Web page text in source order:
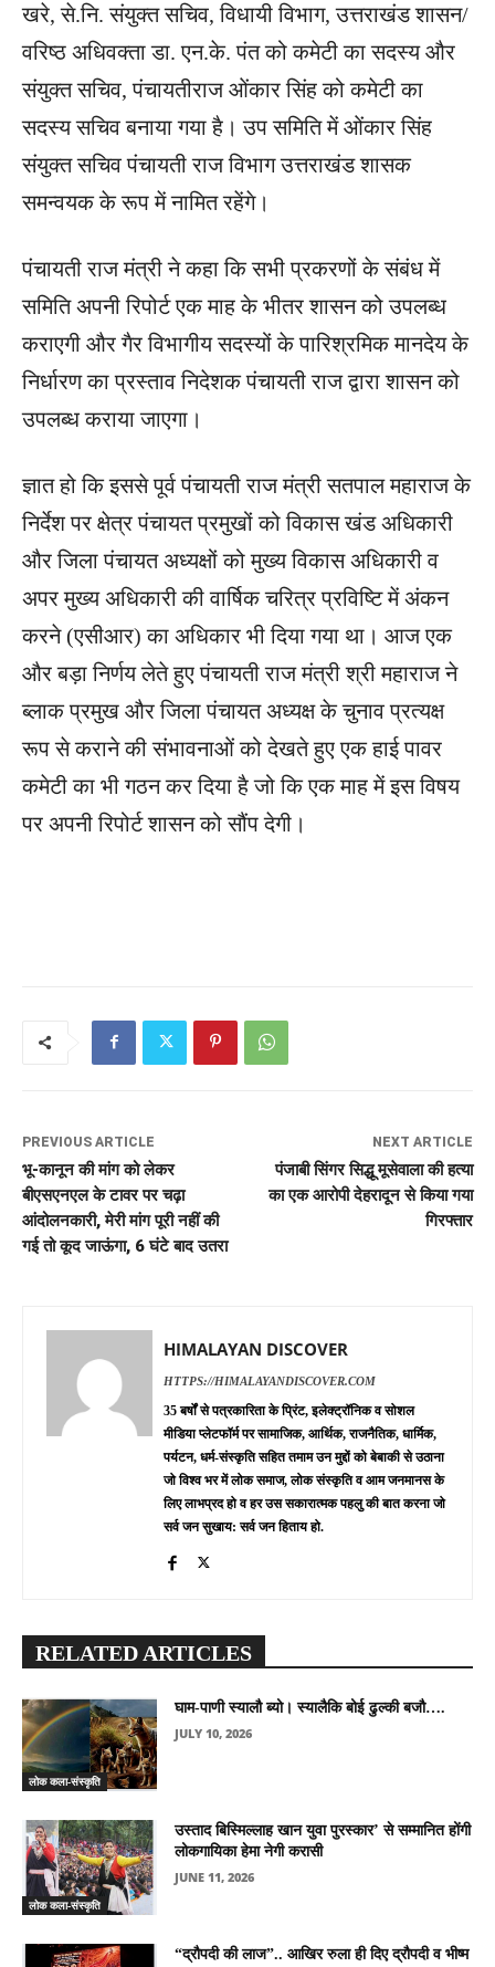
खरे, से.नि. संयुक्त सचिव, विधायी विभाग, उत्तराखंड शासन/
वरिष्ठ अधिवक्ता डा. एन.के. पंत को कमेटी का सदस्य और
संयुक्त सचिव, पंचायतीराज ओंकार सिंह को कमेटी का
सदस्य सचिव बनाया गया है। उप समिति में ओंकार सिंह
संयुक्त सचिव पंचायती राज विभाग उत्तराखंड शासक
समन्वयक के रूप में नामित रहेंगे।
पंचायती राज मंत्री ने कहा कि सभी प्रकरणों के संबंध में
समिति अपनी रिपोर्ट एक माह के भीतर शासन को उपलब्ध
कराएगी और गैर विभागीय सदस्यों के पारिश्रमिक मानदेय के
निर्धारण का प्रस्ताव निदेशक पंचायती राज द्वारा शासन को
उपलब्ध कराया जाएगा।
ज्ञात हो कि इससे पूर्व पंचायती राज मंत्री सतपाल महाराज के
निर्देश पर क्षेत्र पंचायत प्रमुखों को विकास खंड अधिकारी
और जिला पंचायत अध्यक्षों को मुख्य विकास अधिकारी व
अपर मुख्य अधिकारी की वार्षिक चरित्र प्रविष्टि में अंकन
करने (एसीआर) का अधिकार भी दिया गया था। आज एक
और बड़ा निर्णय लेते हुए पंचायती राज मंत्री श्री महाराज ने
ब्लाक प्रमुख और जिला पंचायत अध्यक्ष के चुनाव प्रत्यक्ष
रूप से कराने की संभावनाओं को देखते हुए एक हाई पावर
कमेटी का भी गठन कर दिया है जो कि एक माह में इस विषय
पर अपनी रिपोर्ट शासन को सौंप देगी।
PREVIOUS ARTICLE
भू-कानून की मांग को लेकर
बीएसएनएल के टावर पर चढ़ा
आंदोलनकारी, मेरी मांग पूरी नहीं की
गई तो कूद जाऊंगा, 6 घंटे बाद उतरा
NEXT ARTICLE
पंजाबी सिंगर सिद्धू मूसेवाला की हत्या
का एक आरोपी देहरादून से किया गया
गिरफ्तार
HIMALAYAN DISCOVER
HTTPS://HIMALAYANDISCOVER.COM
35 बर्षों से पत्रकारिता के प्रिंट, इलेक्ट्रॉनिक व सोशल
मीडिया प्लेटफॉर्म पर सामाजिक, आर्थिक, राजनैतिक, धार्मिक,
पर्यटन, धर्म-संस्कृति सहित तमाम उन मुद्दों को बेबाकी से उठाना
जो विश्व भर में लोक समाज, लोक संस्कृति व आम जनमानस के
लिए लाभप्रद हो व हर उस सकारात्मक पहलु की बात करना जो
सर्व जन सुखाय: सर्व जन हिताय हो.
RELATED ARTICLES
लोक कला-संस्कृति
घाम-पाणी स्यालौ ब्यो। स्यालैकि बोई ढुल्की बजौ….
JULY 10, 2026
लोक कला-संस्कृति
उस्ताद बिस्मिल्लाह खान युवा पुरस्कार’ से सम्मानित होंगी
लोकगायिका हेमा नेगी करासी
JUNE 11, 2026
“द्रौपदी की लाज”.. आखिर रुला ही दिए द्रौपदी व भीष्म